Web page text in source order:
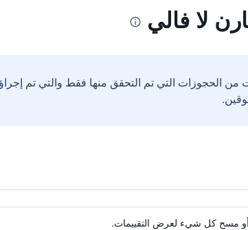
لا فالي
من الحجوزات التي تم التحقق منها فقط والتي تم
أو مسح كل شيء لعرض التقييمات.